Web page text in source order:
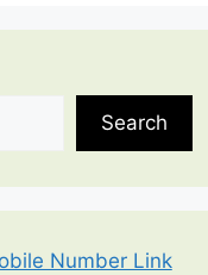
Search
Number Link